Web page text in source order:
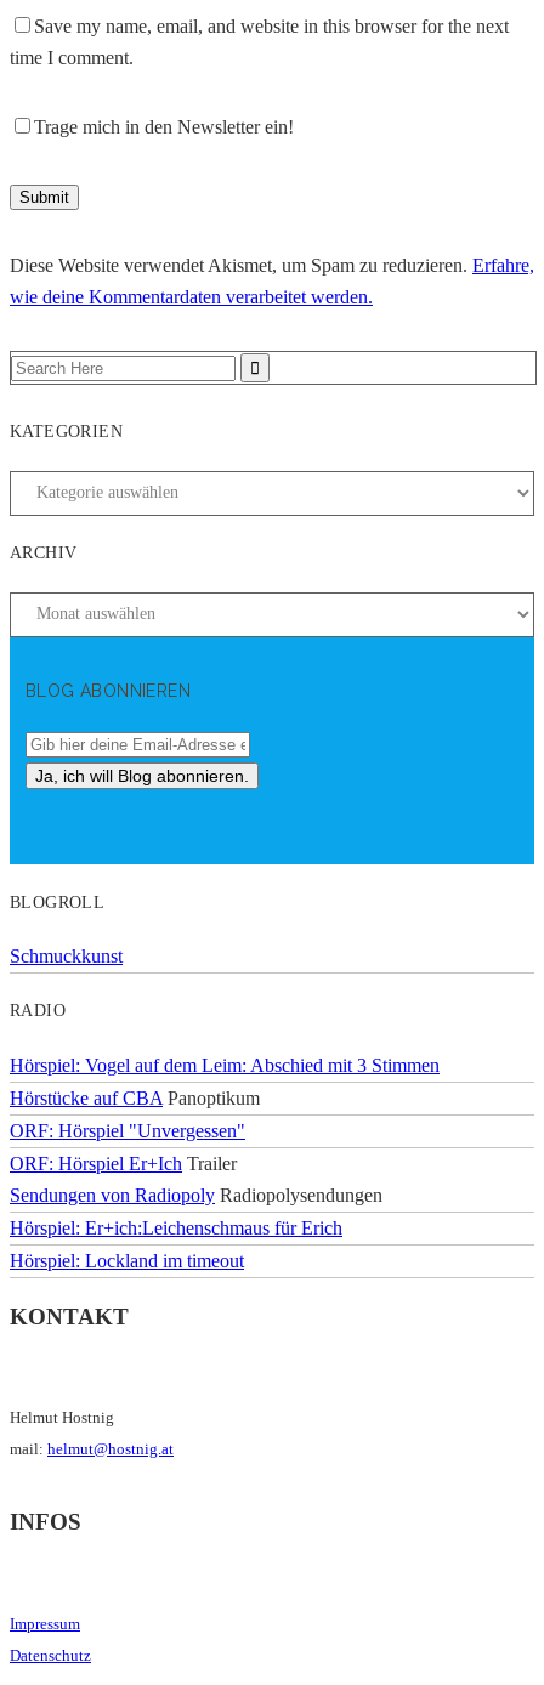
Save my name, email, and website in this browser for the next
time I comment.
Trage mich in den Newsletter ein!
Diese Website verwendet Akismet, um Spam zu reduzieren. Erfahre,
wie deine Kommentardaten verarbeitet werden.
KATEGORIEN
ARCHIV
BLOG ABONNIEREN
BLOGROLL
Schmuckkunst
RADIO
Hörspiel: Vogel auf dem Leim: Abschied mit 3 Stimmen
Hörstücke auf CBA Panoptikum
ORF: Hörspiel "Unvergessen"
ORF: Hörspiel Er+Ich Trailer
Sendungen von Radiopoly Radiopolysendungen
Hörspiel: Er+ich:Leichenschmaus für Erich
Hörspiel: Lockland im timeout
KONTAKT
Helmut Hostnig
mail: helmut@hostnig.at
INFOS
Impressum
Datenschutz